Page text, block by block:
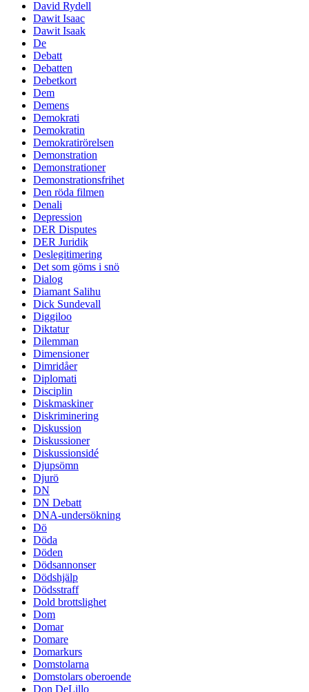
David Rydell
Dawit Isaac
Dawit Isaak
De
Debatt
Debatten
Debetkort
Dem
Demens
Demokrati
Demokratin
Demokratirörelsen
Demonstration
Demonstrationer
Demonstrationsfrihet
Den röda filmen
Denali
Depression
DER Disputes
DER Juridik
Deslegitimering
Det som göms i snö
Dialog
Diamant Salihu
Dick Sundevall
Diggiloo
Diktatur
Dilemman
Dimensioner
Dimridåer
Diplomati
Disciplin
Diskmaskiner
Diskriminering
Diskussion
Diskussioner
Diskussionsidé
Djupsömn
Djurö
DN
DN Debatt
DNA-undersökning
Dö
Döda
Döden
Dödsannonser
Dödshjälp
Dödsstraff
Dold brottslighet
Dom
Domar
Domare
Domarkurs
Domstolarna
Domstolars oberoende
Don DeLillo